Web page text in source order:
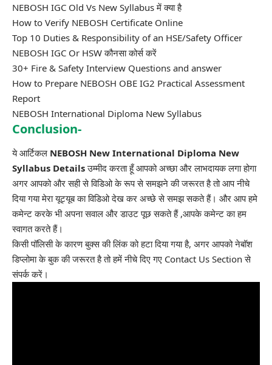
NEBOSH IGC Old Vs New Syllabus में क्या है
How to Verify NEBOSH Certificate Online
Top 10 Duties & Responsibility of an HSE/Safety Officer
NEBOSH IGC Or HSW कौनसा कोर्स करें
30+ Fire & Safety Interview Questions and answer
How to Prepare NEBOSH OBE IG2 Practical Assessment
Report
NEBOSH International Diploma New Syllabus
Conclusion-
ये आर्टिकल NEBOSH New International Diploma New
Syllabus Detailsउम्मीद करता हूँ आपको अच्छा और लाभदायक लगा होगा
अगर आपको और सही से विडिओ के रूप से समझने की जरूरत है तो आप नीचे
दिया गया मेरा यूट्यूब का विडिओ देख कर अच्छे से समझ सकते हैं। और आप हमे
कमेन्ट करके भी अपना सवाल और डाउट पूछ सकते हैं ,आपके कमेन्ट का हम
स्वागत करते हैं।
किसी पॉलिसी के कारण बुक्स की लिंक को हटा दिया गया है, अगर आपको नेबॉश
डिप्लोमा के बुक की जरूरत है तो हमें नीचे दिए गए Contact Us Section से
संपर्क करें।